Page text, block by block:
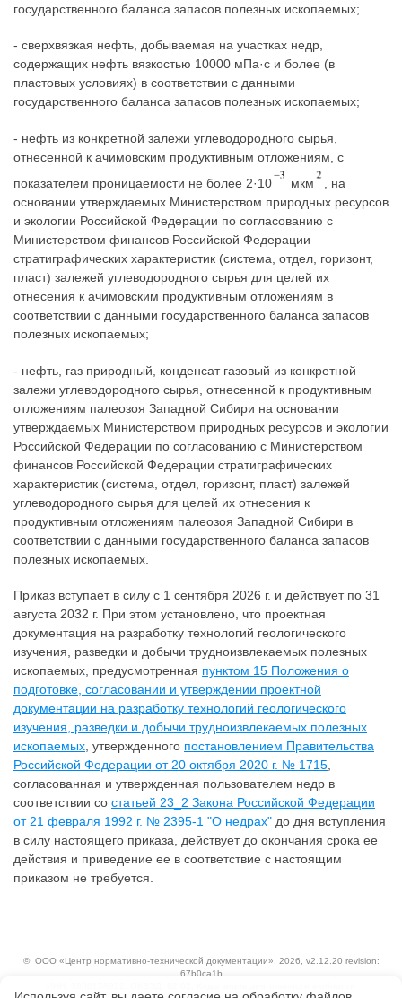
государственного баланса запасов полезных ископаемых;
- сверхвязкая нефть, добываемая на участках недр,
содержащих нефть вязкостью 10000 мПа·с и более (в
пластовых условиях) в соответствии с данными
государственного баланса запасов полезных ископаемых;
- нефть из конкретной залежи углеводородного сырья,
отнесенной к ачимовским продуктивным отложениям, с
показателем проницаемости не более 2·10
мкм
, на
основании утверждаемых Министерством природных ресурсов
и экологии Российской Федерации по согласованию с
Министерством финансов Российской Федерации
стратиграфических характеристик (система, отдел, горизонт,
пласт) залежей углеводородного сырья для целей их
отнесения к ачимовским продуктивным отложениям в
соответствии с данными государственного баланса запасов
полезных ископаемых;
- нефть, газ природный, конденсат газовый из конкретной
залежи углеводородного сырья, отнесенной к продуктивным
отложениям палеозоя Западной Сибири на основании
утверждаемых Министерством природных ресурсов и экологии
Российской Федерации по согласованию с Министерством
финансов Российской Федерации стратиграфических
характеристик (система, отдел, горизонт, пласт) залежей
углеводородного сырья для целей их отнесения к
продуктивным отложениям палеозоя Западной Сибири в
соответствии с данными государственного баланса запасов
полезных ископаемых.
Приказ вступает в силу с 1 сентября 2026 г. и действует по 31
августа 2032 г. При этом установлено, что проектная
документация на разработку технологий геологического
изучения, разведки и добычи трудноизвлекаемых полезных
ископаемых, предусмотренная пунктом 15 Положения о
подготовке, согласовании и утверждении проектной
документации на разработку технологий геологического
изучения, разведки и добычи трудноизвлекаемых полезных
ископаемых , утвержденного постановлением Правительства
Российской Федерации от 20 октября 2020 г. № 1715
согласованная и утвержденная пользователем недр в
соответствии со статьей 23_2 Закона Российской Федерации
от 21 февраля 1992 г. № 2395-1 "О недрах" до дня вступления
в силу настоящего приказа, действует до окончания срока ее
действия и приведение ее в соответствие с настоящим
приказом не требуется.
© ООО «Центр нормативно-технической документации» , 2026, v2.12.20 revision:
67b0ca1b